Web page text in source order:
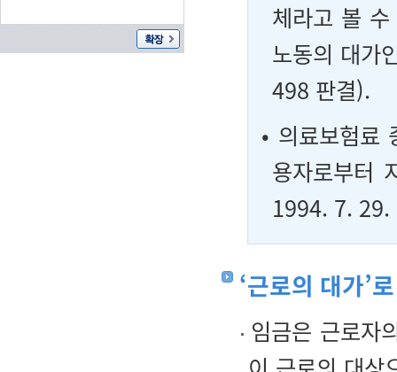
체라고 볼
노동의 대가
498 판결).
• 의료보험료
용자로부터
1994. 7. 29.
‘근로의 대가’
임금은 근로자